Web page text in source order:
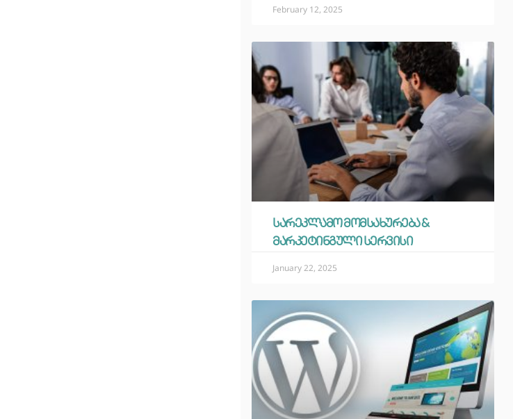
February 12, 2025
სარეკლამო მომსახურება &
მარკეტინგული სერვისი
January 22, 2025